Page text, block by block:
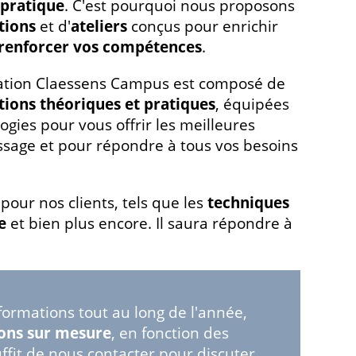
. C'est pourquoi nous proposons
et d'ateliers conçus pour enrichir
vos compétences.
Claessens Campus est composé de
théoriques et pratiques, équipées
pour vous offrir les meilleures
et pour répondre à tous vos besoins
nos clients, tels que lestechniques
et bien plus encore. Il saura répondre à
tout au long de l'année,
sur mesure, en fonction des